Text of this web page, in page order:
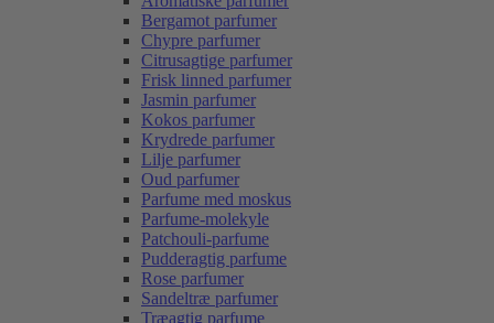
Bergamot parfumer
Chypre parfumer
Citrusagtige parfumer
Frisk linned parfumer
Jasmin parfumer
Kokos parfumer
Krydrede parfumer
Lilje parfumer
Oud parfumer
Parfume med moskus
Parfume-molekyle
Patchouli-parfume
Pudderagtig parfume
Rose parfumer
Sandeltræ parfumer
Træagtig parfume